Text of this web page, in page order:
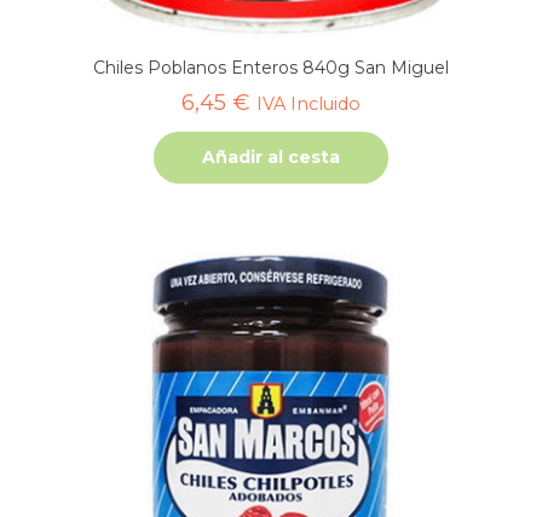
Chiles Poblanos Enteros 840g San Miguel
6,45 € IVA Incluido
Añadir al cesta